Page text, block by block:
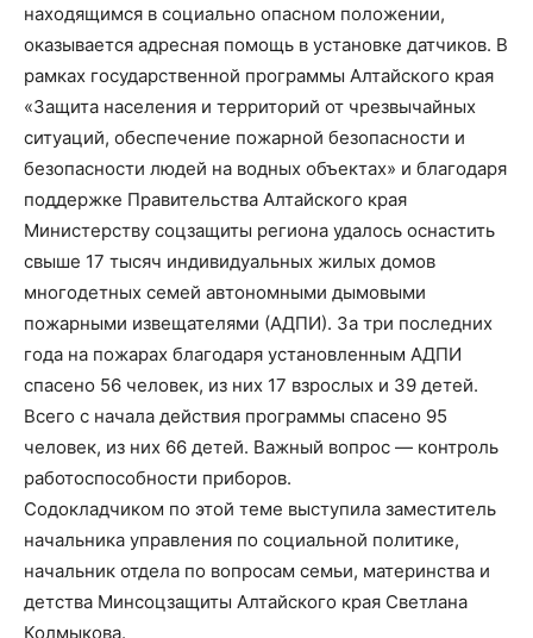
находящимся в социально опасном положении,
оказывается адресная помощь в установке датчиков. В
рамках государственной программы Алтайского края
«Защита населения и территорий от чрезвычайных
ситуаций, обеспечение пожарной безопасности и
безопасности людей на водных объектах» и благодаря
поддержке Правительства Алтайского края
Министерству соцзащиты региона удалось оснастить
свыше 17 тысяч индивидуальных жилых домов
многодетных семей автономными дымовыми
пожарными извещателями (АДПИ). За три последних
года на пожарах благодаря установленным АДПИ
спасено 56 человек, из них 17 взрослых и 39 детей.
Всего с начала действия программы спасено 95
человек, из них 66 детей. Важный вопрос — контроль
работоспособности приборов.
Содокладчиком по этой теме выступила заместитель
начальника управления по социальной политике,
начальник отдела по вопросам семьи, материнства и
детства Минсоцзащиты Алтайского края Светлана
Колмыкова.